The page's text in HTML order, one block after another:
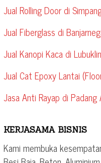
Jual Rolling Door di
Jual Fiberglass di
Jual Kanopi Kaca di
Jual Cat Epoxy Lantai
Jasa Anti Rayap di Padang
KERJASAMA BISNIS
Kami membuka